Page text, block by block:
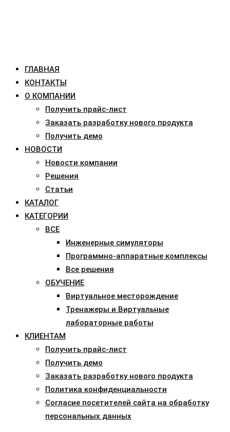
ГЛАВНАЯ
КОНТАКТЫ
О КОМПАНИИ
Получить прайс-лист
Заказать разработку нового продукта
Получить демо
НОВОСТИ
Новости компании
Решения
Статьи
КАТАЛОГ
КАТЕГОРИИ
ВСЕ
Инженерные симуляторы
Программно-аппаратные комплексы
Все решения
ОБУЧЕНИЕ
Виртуальное месторождение
Тренажеры и Виртуальные
лабораторные работы
КЛИЕНТАМ
Получить прайс-лист
Получить демо
Заказать разработку нового продукта
Политика конфиденциальности
Согласие посетителей сайта на обработку
персональных данных